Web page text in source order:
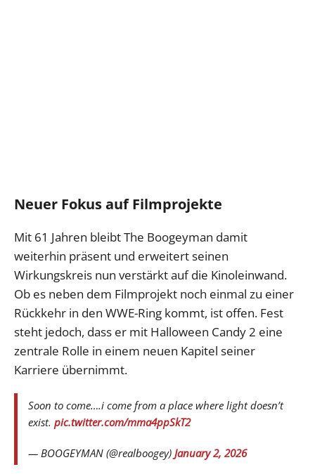
Neuer Fokus auf Filmprojekte
Mit 61 Jahren bleibt The Boogeyman damit
weiterhin präsent und erweitert seinen
Wirkungskreis nun verstärkt auf die Kinoleinwand.
Ob es neben dem Filmprojekt noch einmal zu einer
Rückkehr in den WWE-Ring kommt, ist offen. Fest
steht jedoch, dass er mit Halloween Candy 2 eine
zentrale Rolle in einem neuen Kapitel seiner
Karriere übernimmt.
Soon to come….i come from a place where light doesn’t
exist. pic.twitter.com/mma4ppSkT2
— BOOGEYMAN (@realboogey) January 2, 2026